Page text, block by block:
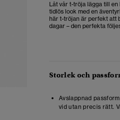
Låt vår t-tröja lägga till
tidlös look med en
här t-tröjan är perfekt att
dagar – den perfekta
Storlek och
Avslappnad
vid utan precis rätt.